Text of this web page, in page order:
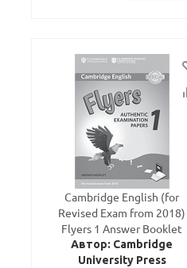
Cambridge English (for
Revised Exam from 2018)
Flyers 1 Answer Booklet
Автор: Cambridge
University Press